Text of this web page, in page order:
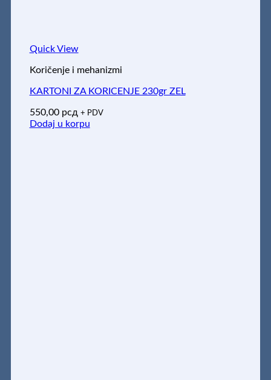
Quick View
Koričenje i mehanizmi
KARTONI ZA KORICENJE 230gr ZEL
550,00 рсд + PDV
Dodaj u korpu